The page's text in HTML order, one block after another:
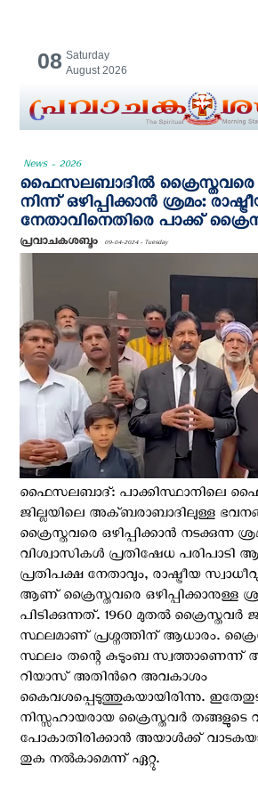
08 Saturday
August 2026
News - 2026
ഫൈസലബാദില്‍ ക്രൈസ്തവരെ
നിന്ന് ഒഴിപ്പിക്കാൻ ശ്രമം:
നേതാവിനെതിരെ പാക്ക്
പ്രവാചകശബ്ദം 09-04-2024 - Tuesday
ഫൈസലബാദ്: പാക്കിസ്ഥാനിലെ
ജില്ലയിലെ അക്ബരാബാദിലുള്ള
ക്രൈസ്തവരെ ഒഴിപ്പിക്കാൻ നടക്കുന്ന
വിശ്വാസികള്‍ പ്രതിഷേധ പരിപാടി
പ്രതിപക്ഷ നേതാവും, രാഷ്ട്രീയ
ആണ് ക്രൈസ്തവരെ ഒഴിപ്പിക്കാനുള്ള
പിടിക്കുന്നത്. 1960 മുതൽ ക്രൈസ്തവർ
സ്ഥലമാണ് പ്രശ്നത്തിന് ആധാരം.
സ്ഥലം തന്റെ കുടുംബ സ്വത്താണെന്ന്
റിയാസ് അതിൻറെ അവകാശം
കൈവശപ്പെടുത്തുകയായിരിന്നു.
നിസ്സഹായരായ ക്രൈസ്തവര്‍ തങ്ങളുടെ
പോകാതിരിക്കാൻ അയാൾക്ക്
തുക നൽകാമെന്ന് ഏറ്റു.